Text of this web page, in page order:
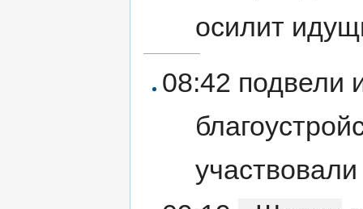
осилит
08:42 подвели